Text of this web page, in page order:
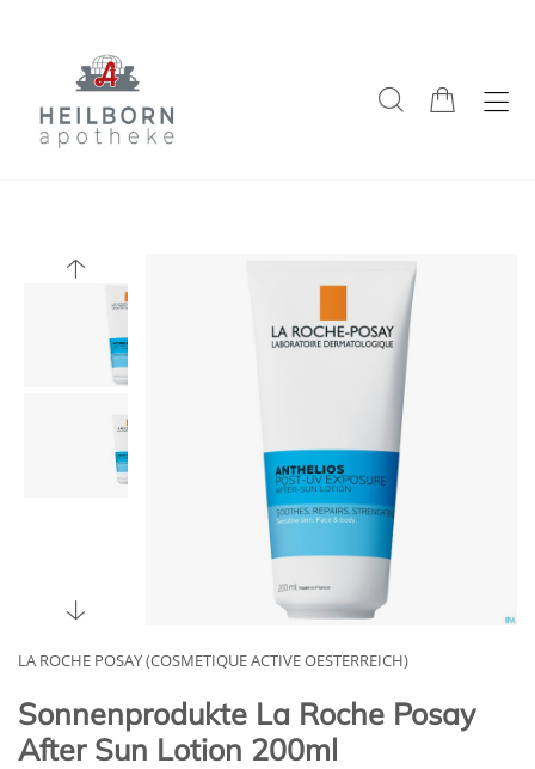
LA ROCHE POSAY (COSMETIQUE ACTIVE OESTERREICH)
Sonnenprodukte La Roche Posay
After Sun Lotion 200ml